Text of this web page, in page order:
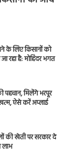
के लिए किसानों को
रहा है: मोहिंदर भगत
पहचान, मिलेंगे भरपूर
ऐसे करें अप्लाई
की खेती पर सरकार दे
लाभ